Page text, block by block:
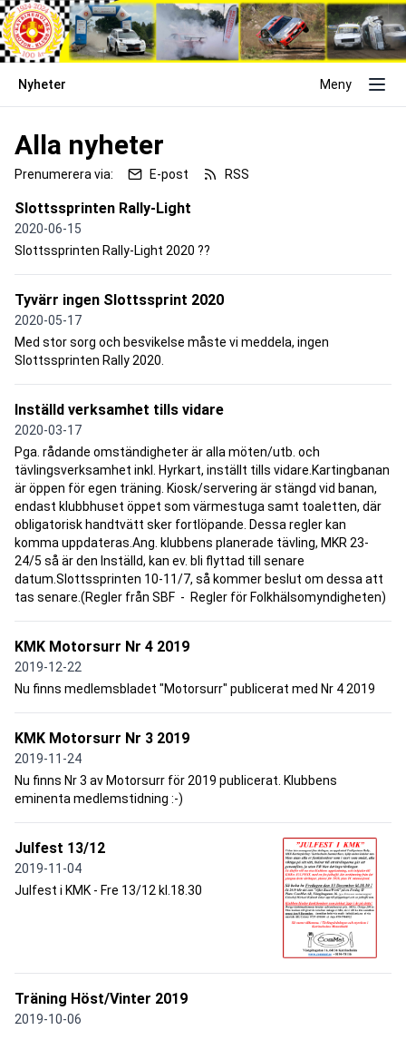
Nyheter Meny
Alla nyheter
Prenumerera via: E-post RSS
Slottssprinten Rally-Light
2020-06-15
Slottssprinten Rally-Light 2020 ??
Tyvärr ingen Slottssprint 2020
2020-05-17
Med stor sorg och besvikelse måste vi meddela, ingen
Slottssprinten Rally 2020.
Inställd verksamhet tills vidare
2020-03-17
Pga. rådande omständigheter är alla möten/utb. och
tävlingsverksamhet inkl. Hyrkart, inställt tills vidare.Kartingbanan
är öppen för egen träning. Kiosk/servering är stängd vid banan,
endast klubbhuset öppet som värmestuga samt toaletten, där
obligatorisk handtvätt sker fortlöpande. Dessa regler kan
komma uppdateras.Ang. klubbens planerade tävling, MKR 23-
24/5 så är den Inställd, kan ev. bli flyttad till senare
datum.Slottssprinten 10-11/7, så kommer beslut om dessa att
tas senare.(Regler från SBF - Regler för Folkhälsomyndigheten)
KMK Motorsurr Nr 4 2019
2019-12-22
Nu finns medlemsbladet "Motorsurr" publicerat med Nr 4 2019
KMK Motorsurr Nr 3 2019
2019-11-24
Nu finns Nr 3 av Motorsurr för 2019 publicerat. Klubbens
eminenta medlemstidning :-)
Julfest 13/12
2019-11-04
Julfest i KMK - Fre 13/12 kl.18.30
Träning Höst/Vinter 2019
2019-10-06